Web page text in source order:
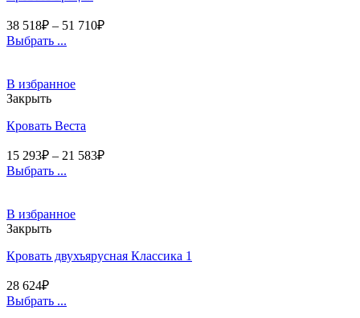
38 518₽ – 51 710₽
Выбрать ...
В избранное
Закрыть
Кровать Веста
15 293₽ – 21 583₽
Выбрать ...
В избранное
Закрыть
Кровать двухъярусная Классика 1
28 624₽
Выбрать ...